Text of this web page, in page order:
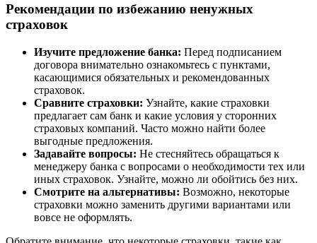
Рекомендации по избежанию ненужных
страховок
Изучите предложение банка: Перед подписанием
договора внимательно ознакомьтесь с пунктами,
касающимися обязательных и рекомендованных
страховок.
Сравните страховки: Узнайте, какие страховки
предлагает сам банк и какие условия у сторонних
страховых компаний. Часто можно найти более
выгодные предложения.
Задавайте вопросы: Не стесняйтесь обращаться к
менеджеру банка с вопросами о необходимости тех или
иных страховок. Узнайте, можно ли обойтись без них.
Смотрите на альтернативы: Возможно, некоторые
страховки можно заменить другими вариантами или
вовсе не оформлять.